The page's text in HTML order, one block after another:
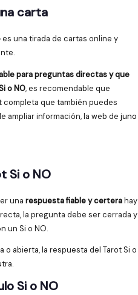
carta
es una tirada de cartas online y
para preguntas directas y que
o NO, es recomendable que
completa que también puedes
ampliar información, la web de juno
Si o NO
una respuesta fiable y certerahay
la pregunta debe ser cerrada y
un Si o NO.
o abierta, la respuesta del Tarot Si o
Si o NO